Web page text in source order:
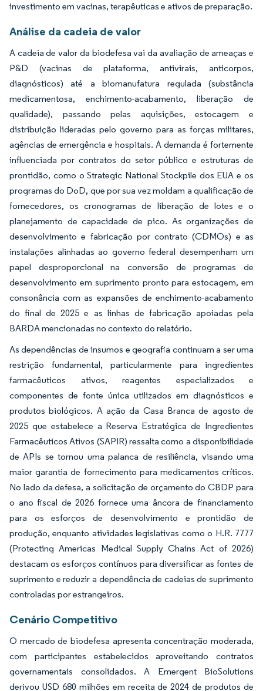
investimento em vacinas, terapêuticas e ativos de preparação.
Análise da cadeia de valor
A cadeia de valor da biodefesa vai da avaliação de ameaças e
P&D (vacinas de plataforma, antivirais, anticorpos,
diagnósticos) até a biomanufatura regulada (substância
medicamentosa, enchimento-acabamento, liberação de
qualidade), passando pelas aquisições, estocagem e
distribuição lideradas pelo governo para as forças militares,
agências de emergência e hospitais. A demanda é fortemente
influenciada por contratos do setor público e estruturas de
prontidão, como o Strategic National Stockpile dos EUA e os
programas do DoD, que por sua vez moldam a qualificação de
fornecedores, os cronogramas de liberação de lotes e o
planejamento de capacidade de pico. As organizações de
desenvolvimento e fabricação por contrato (CDMOs) e as
instalações alinhadas ao governo federal desempenham um
papel desproporcional na conversão de programas de
desenvolvimento em suprimento pronto para estocagem, em
consonância com as expansões de enchimento-acabamento
do final de 2025 e as linhas de fabricação apoiadas pela
BARDA mencionadas no contexto do relatório.
As dependências de insumos e geografia continuam a ser uma
restrição fundamental, particularmente para ingredientes
farmacêuticos ativos, reagentes especializados e
componentes de fonte única utilizados em diagnósticos e
produtos biológicos. A ação da Casa Branca de agosto de
2025 que estabelece a Reserva Estratégica de Ingredientes
Farmacêuticos Ativos (SAPIR) ressalta como a disponibilidade
de APIs se tornou uma palanca de resiliência, visando uma
maior garantia de fornecimento para medicamentos críticos.
No lado da defesa, a solicitação de orçamento do CBDP para
o ano fiscal de 2026 fornece uma âncora de financiamento
para os esforços de desenvolvimento e prontidão de
produção, enquanto atividades legislativas como o H.R. 7777
(Protecting Americas Medical Supply Chains Act of 2026)
destacam os esforços contínuos para diversificar as fontes de
suprimento e reduzir a dependência de cadeias de suprimento
controladas por estrangeiros.
Cenário Competitivo
O mercado de biodefesa apresenta concentração moderada,
com participantes estabelecidos aproveitando contratos
governamentais consolidados. A Emergent BioSolutions
derivou USD 680 milhões em receita de 2024 de produtos de